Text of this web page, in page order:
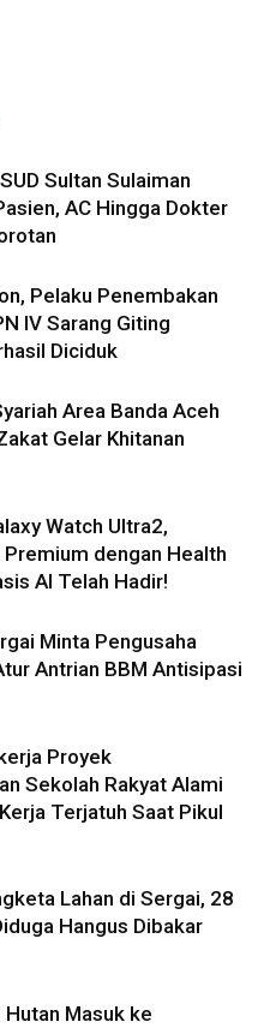
Sultan Sulaiman
AC Hingga Dokter
Pelaku Penembakan
IV Sarang Giting
Diciduk
Area Banda Aceh
Gelar Khitanan
Watch Ultra2,
dengan Health
AI Telah Hadir!
Minta Pengusaha
Antrian BBM Antisipasi
Proyek
Sekolah Rakyat Alami
Terjatuh Saat Pikul
Lahan di Sergai, 28
Hangus Dibakar
Masuk ke